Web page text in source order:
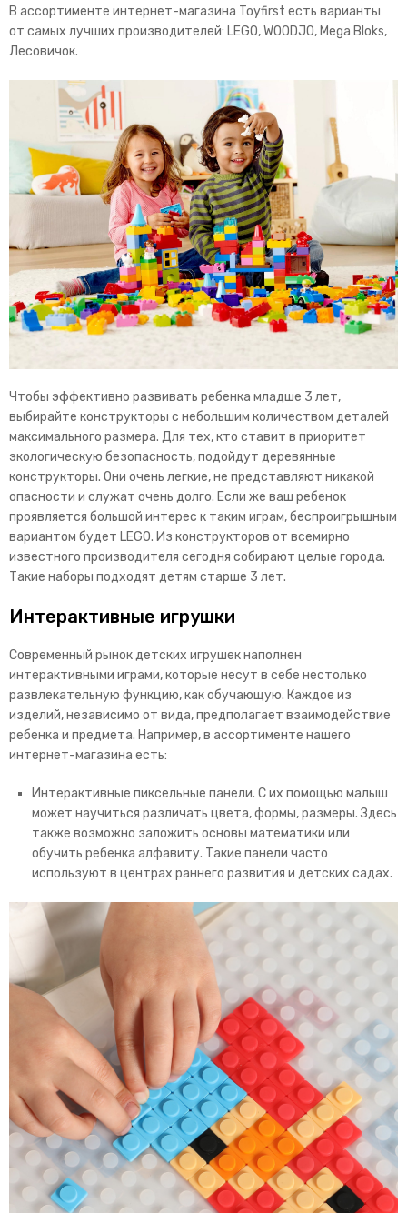
В ассортименте интернет-магазина Toyfirst есть варианты
от самых лучших производителей: LEGO, WOODJO, Mega Bloks,
Лесовичок.
Чтобы эффективно развивать ребенка младше 3 лет,
выбирайте конструкторы с небольшим количеством деталей
максимального размера. Для тех, кто ставит в приоритет
экологическую безопасность, подойдут деревянные
конструкторы. Они очень легкие, не представляют никакой
опасности и служат очень долго. Если же ваш ребенок
проявляется большой интерес к таким играм, беспроигрышным
вариантом будет LEGO. Из конструкторов от всемирно
известного производителя сегодня собирают целые города.
Такие наборы подходят детям старше 3 лет.
Интерактивные игрушки
Современный рынок детских игрушек наполнен
интерактивными играми, которые несут в себе нестолько
развлекательную функцию, как обучающую. Каждое из
изделий, независимо от вида, предполагает взаимодействие
ребенка и предмета. Например, в ассортименте нашего
интернет-магазина есть:
Интерактивные пиксельные панели. С их помощью малыш
может научиться различать цвета, формы, размеры. Здесь
также возможно заложить основы математики или
обучить ребенка алфавиту. Такие панели часто
используют в центрах раннего развития и детских садах.